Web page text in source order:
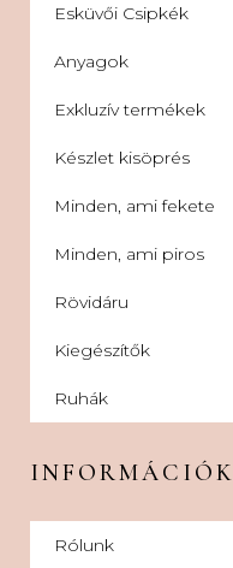
Esküvői Csipkék
Anyagok
Exkluzív termékek
Készlet kisöprés
Minden, ami fekete
Minden, ami piros
Rövidáru
Kiegészítők
Ruhák
INFORMÁCIÓK
Rólunk